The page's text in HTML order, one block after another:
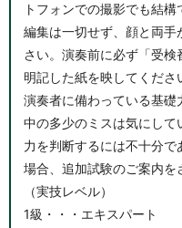
トフォンでの撮影でも結構
編集は一切せず、顔と両
さい。演奏前に必ず「受検
明記した紙を映してくださ
演奏者に備わっている基
中の多少のミスは気にし
力を判断するには不十分
場合、追加試験のご案内を
（実技レベル）
1級・・・エキスパート